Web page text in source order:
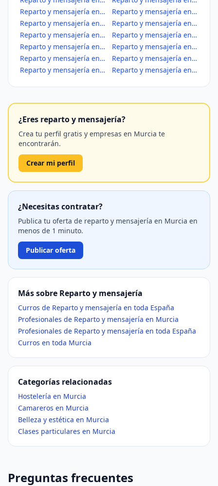
Reparto y mensajería en Moratalla
Reparto y mensajería en Mula
Reparto y mensajería en Murcia
Reparto y mensajería en Ojós
Reparto y mensajería en Pliego
Reparto y mensajería en Puerto Lumbreras
Reparto y mensajería en Ricote
Reparto y mensajería en San Javier
Reparto y mensajería en San Pedro del Pinatar
Reparto y mensajería en Santomera
Reparto y mensajería en Torre-Pacheco
Reparto y mensajería en Torres de Cotillas, Las
¿Eres reparto y mensajería?
Crea tu perfil gratis y empresas en Murcia te
encontrarán.
Crear mi perfil
¿Necesitas contratar?
Publica tu oferta de reparto y mensajería en Murcia en
menos de 1 minuto.
Publicar oferta
Más sobre Reparto y mensajería
Curros de Reparto y mensajería en toda España
Profesionales de Reparto y mensajería en Murcia
Profesionales de Reparto y mensajería en toda España
Curros en toda Murcia
Categorías relacionadas
Hostelería en Murcia
Camareros en Murcia
Belleza y estética en Murcia
Clases particulares en Murcia
Preguntas frecuentes